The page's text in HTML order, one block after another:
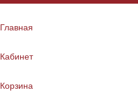
Главная
Кабинет
Корзина